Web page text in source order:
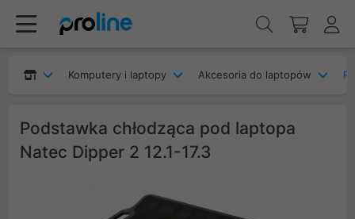
Komputery i laptopy Akcesoria do laptopów
Podstawka chłodząca pod laptopa
Natec Dipper 2 12.1-17.3